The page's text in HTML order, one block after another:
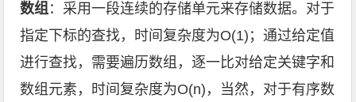
数组：采用一段连续的存储单元来存储数据。对于
指定下标的查找，时间复杂度为O(1)；通过给定值
进行查找，需要遍历数组，逐一比对给定关键字和
数组元素，时间复杂度为O(n)，当然，对于有序数